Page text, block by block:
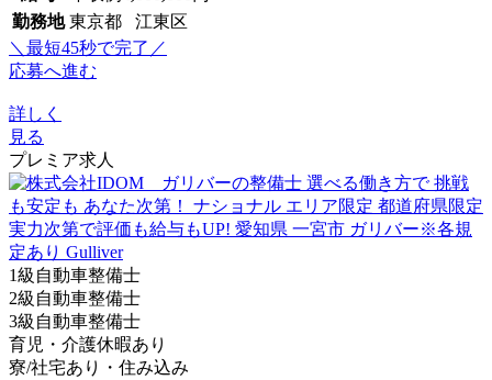
勤務地 東京都 江東区
＼最短45秒で完了／
応募へ進む
詳しく
見る
プレミア求人
1級自動車整備士
2級自動車整備士
3級自動車整備士
育児・介護休暇あり
寮/社宅あり・住み込み